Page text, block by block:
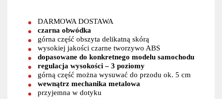
DARMOWA DOSTAWA
czarna obwódka
górna część obszyta delikatną skórą
wysokiej jakości czarne tworzywo ABS
dopasowane do konkretnego modelu samochodu
regulacja wysokości – 3 poziomy
górną część można wysuwać do przodu ok. 5 cm
wewnątrz mechanika metalowa
przyjemna w dotyku